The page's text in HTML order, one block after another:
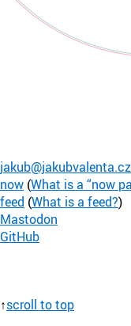
jakub@jakubvalenta.cz
now (What is a “now
feed (What is a feed?)
Mastodon
GitHub
scroll to top